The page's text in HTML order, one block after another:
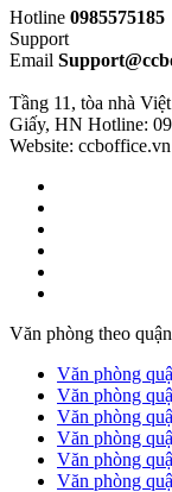
Hotline 0985575185
Support
Email
Tầng 11, tòa nhà
Giấy, HN Hotline:
Website: ccboffice.vn
Văn phòng theo quận
Văn phòng
Văn phòng
Văn phòng
Văn phòng
Văn phòng
Văn phòng